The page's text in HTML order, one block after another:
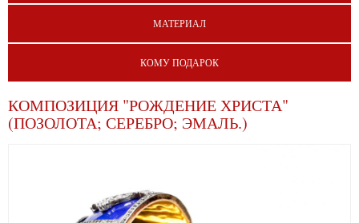
МАТЕРИАЛ
КОМУ ПОДАРОК
КОМПОЗИЦИЯ "РОЖДЕНИЕ ХРИСТА"
(ПОЗОЛОТА; СЕРЕБРО; ЭМАЛЬ.)